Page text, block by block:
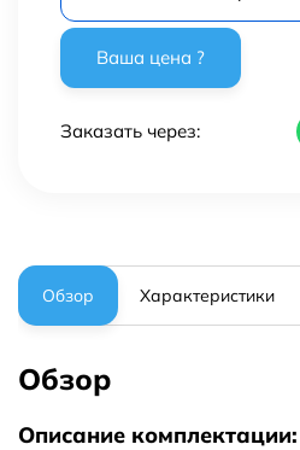
Заказать через:
Обзор Характеристики
Обзор
Описание